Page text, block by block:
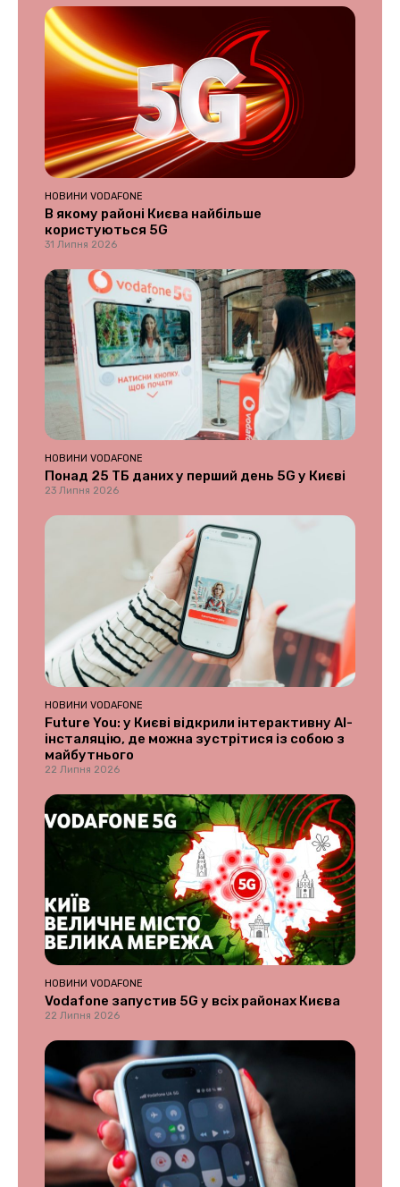
НОВИНИ VODAFONE
В якому районі Києва найбільше
користуються 5G
31 Липня 2026
НОВИНИ VODAFONE
Понад 25 ТБ даних у перший день 5G у Києві
23 Липня 2026
НОВИНИ VODAFONE
Future You: у Києві відкрили інтерактивну AI-
інсталяцію, де можна зустрітися із собою з
майбутнього
22 Липня 2026
НОВИНИ VODAFONE
Vodafone запустив 5G у всіх районах Києва
22 Липня 2026